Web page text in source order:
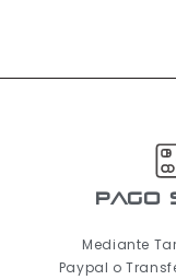
pago
Mediante
Paypal o